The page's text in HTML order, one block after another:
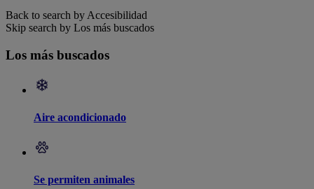
Back to search by Accesibilidad
Skip search by Los más buscados
Los más buscados
Aire acondicionado
Se permiten animales